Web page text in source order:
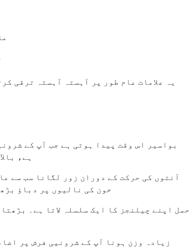
یہ علامات عام طور پر آہستہ آہستہ ترقی
بواسیر اس وقت پیدا ہوتی ہے جب آپ کے
ہے،
آنتوں کی حرکت کے دوران زور لگانا سب سے
خون کی نالیوں پر دباؤ
حمل اپنے چیلنجز کا ایک سلسلہ لاتا ہے۔
زیادہ وزن ہونا آپ کے شرونیی فرش پر